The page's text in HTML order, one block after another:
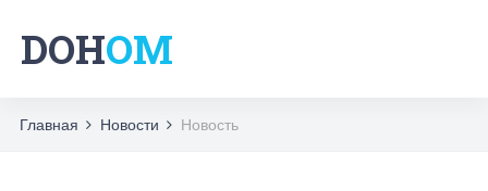
DOHOM
Главная Новости Новость